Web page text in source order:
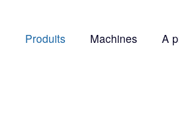
Produits Machines A